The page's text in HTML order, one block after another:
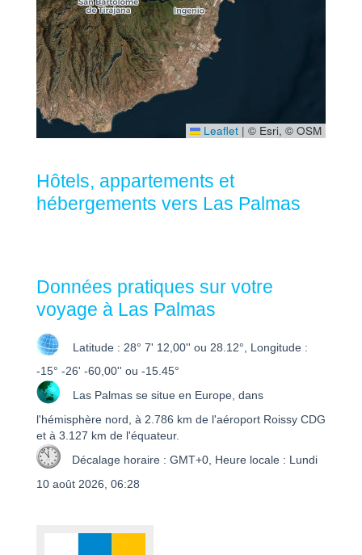
Leaflet | © Esri, © OSM
Hôtels, appartements et
hébergements vers Las Palmas
Données pratiques sur votre
voyage à Las Palmas
Latitude : 28° 7' 12,00'' ou 28.12°, Longitude :
-15° -26' -60,00'' ou -15.45°
Las Palmas se situe en Europe, dans
l'hémisphère nord, à 2.786 km de l'aéroport Roissy CDG
et à 3.127 km de l'équateur.
Décalage horaire : GMT+0, Heure locale : Lundi
10 août 2026, 06:28